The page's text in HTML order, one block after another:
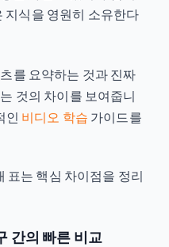
지식을 영원히 소유한다
를 요약하는 것과 진짜
것의 차이를 보여줍니
인 비디오 학습 가이드를
표는 핵심 차이점을 정리
간의 빠른 비교